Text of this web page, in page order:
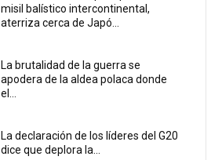
misil balístico intercontinental,
aterriza cerca de Japó...
La brutalidad de la guerra se
apodera de la aldea polaca donde
el...
La declaración de los líderes del G20
dice que deplora la...